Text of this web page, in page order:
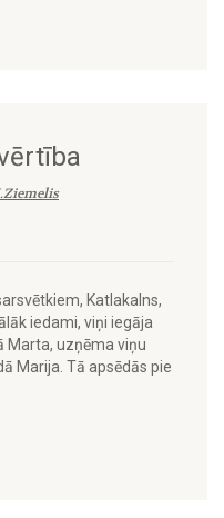
Katlakalns,
iedami, viņi iegāja
Marta, uzņēma viņu
Marija. Tā apsēdās pie